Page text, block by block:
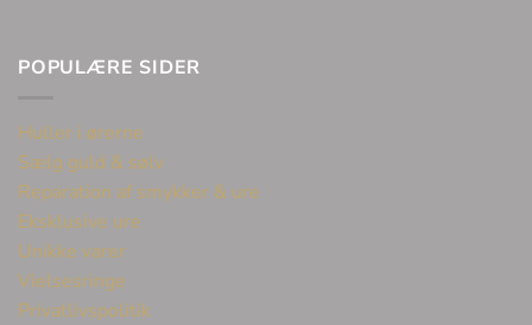
POPULÆRE SIDER
Huller i ørerne
Sælg guld & sølv
Reparation af smykker & ure
Eksklusive ure
Unikke varer
Vielsesringe
Privatlivspolitik